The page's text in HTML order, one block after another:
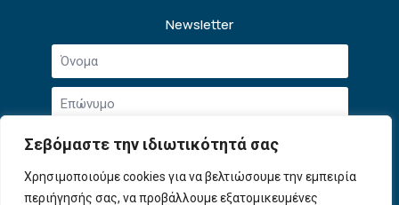
Σεβόμαστε την ιδιωτικότητά σας
Χρησιμοποιούμε cookies για να βελτιώσουμε την εμπειρία
περιήγησής σας, να προβάλλουμε εξατομικευμένες
Newsletter
Όνομα
Επώνυμο
Email
*
Αποδοχή
όρων
Συμφωνώ με την Πολιτική Απορρήτουκαι τους
Όρους Χρήσης.